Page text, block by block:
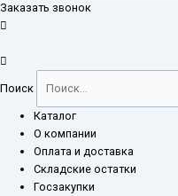
Заказать звонок
Поиск
Каталог
О компании
Оплата и доставка
Складские остатки
Госзакупки